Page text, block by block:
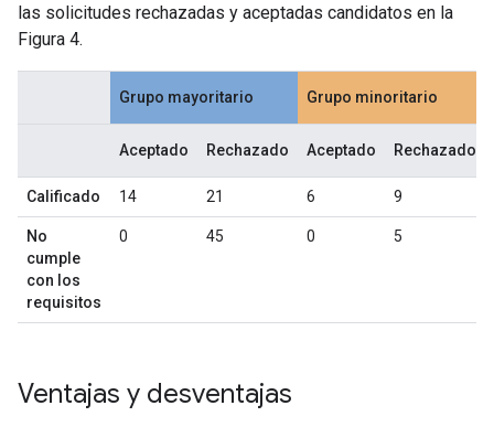
las solicitudes rechazadas y aceptadas candidatos en la
Figura 4.
Grupo mayoritario Grupo minoritario
Aceptado Rechazado Aceptado Rechazado
Calificado 14 21 6 9
No
cumple
con los
requisitos
0 45 0 5
Ventajas y desventajas